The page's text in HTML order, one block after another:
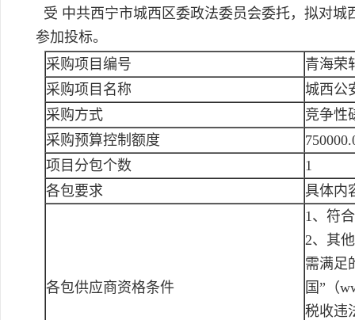
受 中共西宁市城西区委政法委员会委托，拟对
参加投标。
采购项目编号
青海荣
采购项目名称
城西公
采购方式
竞争性
采购预算控制额度
项目分包个数
1
各包要求
具体内
各包供应商资格条件
1、符
2、其
需满足
国”（
税收违